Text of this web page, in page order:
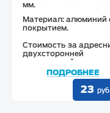
мм.
Материал: алюминий
покрытием.
Стоимость за
двухсторонней
гравировкой
ПОДРОБНЕЕ
23